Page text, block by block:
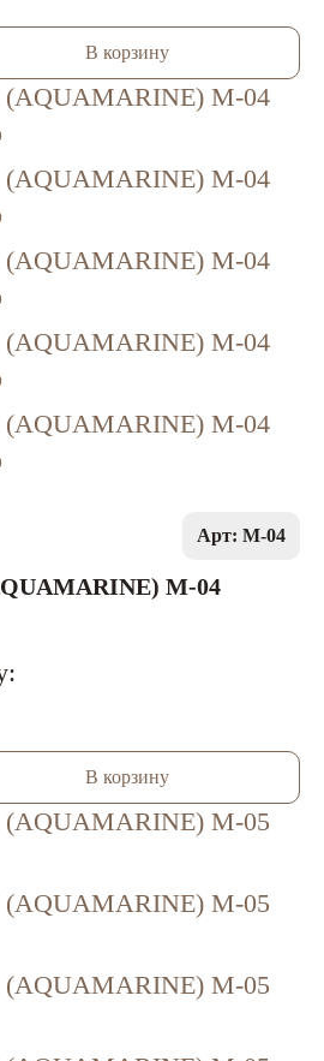
В корзину
Арт: M-04
M-04
В корзину